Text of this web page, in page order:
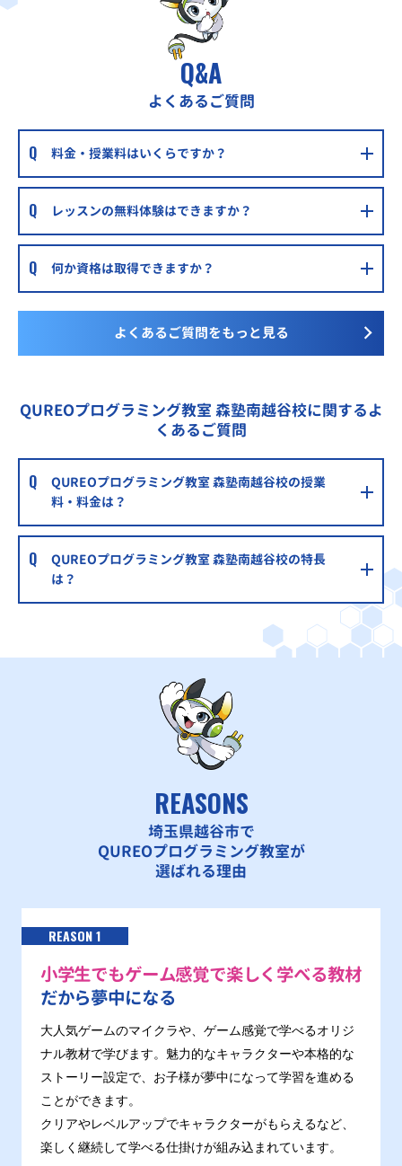
Q&A
よくあるご質問
料金・授業料はいくらですか？
レッスンの無料体験はできますか？
何か資格は取得できますか？
よくあるご質問をもっと見る
QUREOプログラミング教室 森塾南越谷校に関するよ
くあるご質問
QUREOプログラミング教室 森塾南越谷校の授業
料・料金は？
QUREOプログラミング教室 森塾南越谷校の特長
は？
REASONS
埼玉県越谷市で
QUREOプログラミング教室が
選ばれる理由
REASON 1
小学生でもゲーム感覚で楽しく学べる教材
だから夢中になる
大人気ゲームのマイクラや、ゲーム感覚で学べるオリジ
ナル教材で学びます。魅力的なキャラクターや本格的な
ストーリー設定で、お子様が夢中になって学習を進める
ことができます。
クリアやレベルアップでキャラクターがもらえるなど、
楽しく継続して学べる仕掛けが組み込まれています。